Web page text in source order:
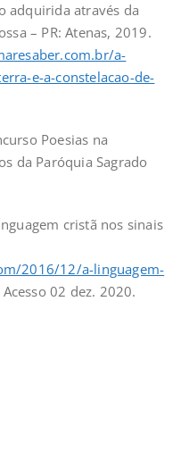
adquirida através da
– PR: Atenas, 2019.
a-
e-a-constelacao-de-
Poesias na
da Paróquia Sagrado
cristã nos sinais
2016/12/a-linguagem-
Acesso 02 dez. 2020.